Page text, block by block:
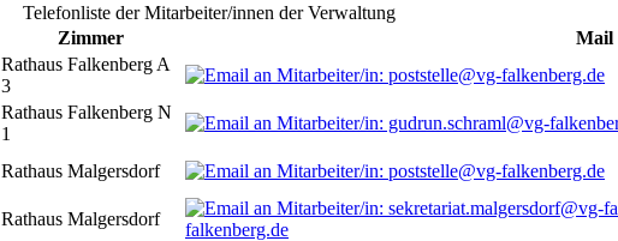
Telefonliste der Mitarbeiter/innen der Verwaltung
Zimmer
Mail
Rathaus Falkenberg A
3
Rathaus Falkenberg N
1
Rathaus Malgersdorf
Rathaus Malgersdorf
falkenberg.de